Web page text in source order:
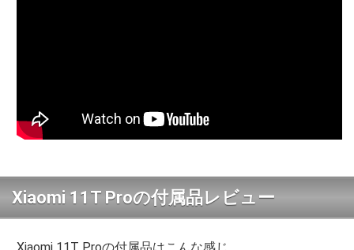
Xiaomi 11T Proの付属品レビュー
Xiaomi 11T Proの付属品はこんな感じ。